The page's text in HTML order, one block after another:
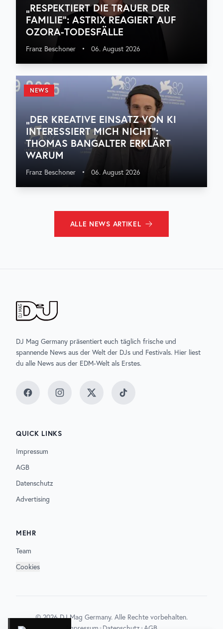
„RESPEKTIERT DIE TRAUER DER
FAMILIE“: ASTRIX REAGIERT AUF
OZORA-TODESFÄLLE
Franz Beschoner • 06. August 2026
NEWS
„DER KREATIVE EINSATZ VON KI
INTERESSIERT MICH NICHT“:
THOMAS BANGALTER ERKLÄRT
WARUM
Franz Beschoner • 06. August 2026
ALLE NEWS ARTIKEL
DJ Mag Germany präsentiert euch täglich frische und
spannende News aus der Welt der DJs und Festivals. Hier liest
du alle News aus der EDM-Welt als Erstes.
FacebookInstagramTwitter TikTok
QUICK LINKS
Impressum
AGB
Datenschutz
Advertising
MEHR
Team
Cookies
©2026DJ Mag Germany. Alle Rechte vorbehalten.